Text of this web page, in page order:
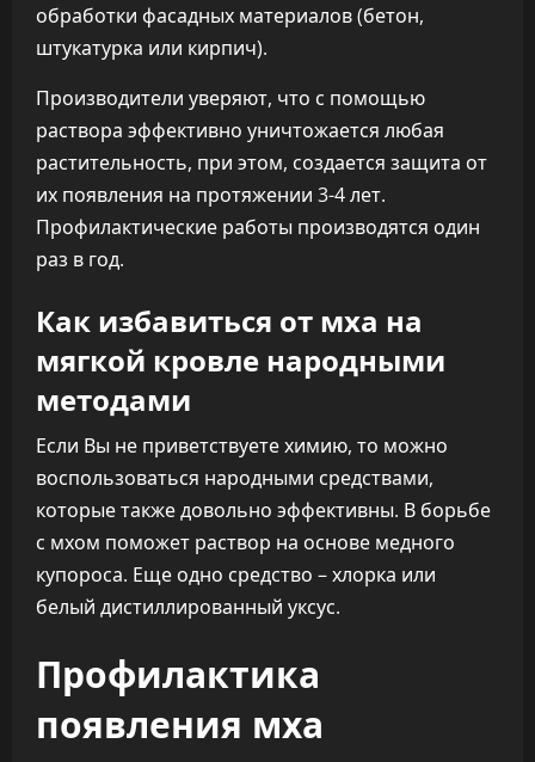
обработки фасадных материалов (бетон,
штукатурка или кирпич).
Производители уверяют, что с помощью
раствора эффективно уничтожается любая
растительность, при этом, создается защита от
их появления на протяжении 3-4 лет.
Профилактические работы производятся один
раз в год.
Как избавиться от мха на
мягкой кровле народными
методами
Если Вы не приветствуете химию, то можно
воспользоваться народными средствами,
которые также довольно эффективны. В борьбе
с мхом поможет раствор на основе медного
купороса. Еще одно средство – хлорка или
белый дистиллированный уксус.
Профилактика
появления мха